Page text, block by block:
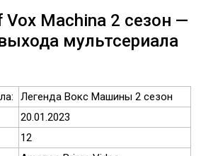
Vox Machina 2 сезон —
мультсериала
Легенда Вокс Машины 2 сезон
20.01.2023
12